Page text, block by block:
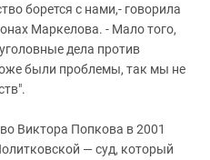
борется с нами,- говорила
Маркелова. - Мало того,
дела против
были проблемы, так мы не
Виктора Попкова в 2001
— суд, который